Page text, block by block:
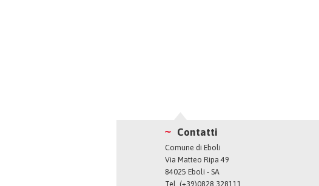
Contatti
Comune di Eboli
Via Matteo Ripa 49
84025 Eboli - SA
Tel. (+39)0828 328111